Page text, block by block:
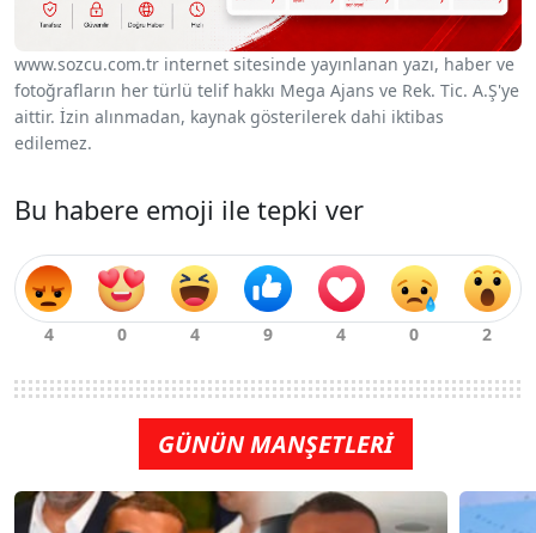
www.sozcu.com.tr internet sitesinde yayınlanan yazı, haber ve
fotoğrafların her türlü telif hakkı Mega Ajans ve Rek. Tic. A.Ş'ye
aittir. İzin alınmadan, kaynak gösterilerek dahi iktibas
edilemez.
Bu habere emoji ile tepki ver
GÜNÜN MANŞETLERİ